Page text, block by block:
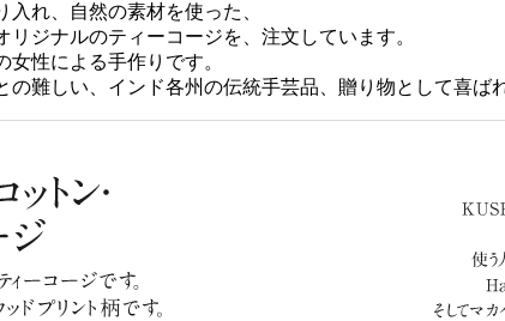
れ、自然の素材を使った、
リジナルのティーコージを、注文しています。
性による手作りです。
の難しい、インド各州の伝統手芸品、贈り物として喜ば